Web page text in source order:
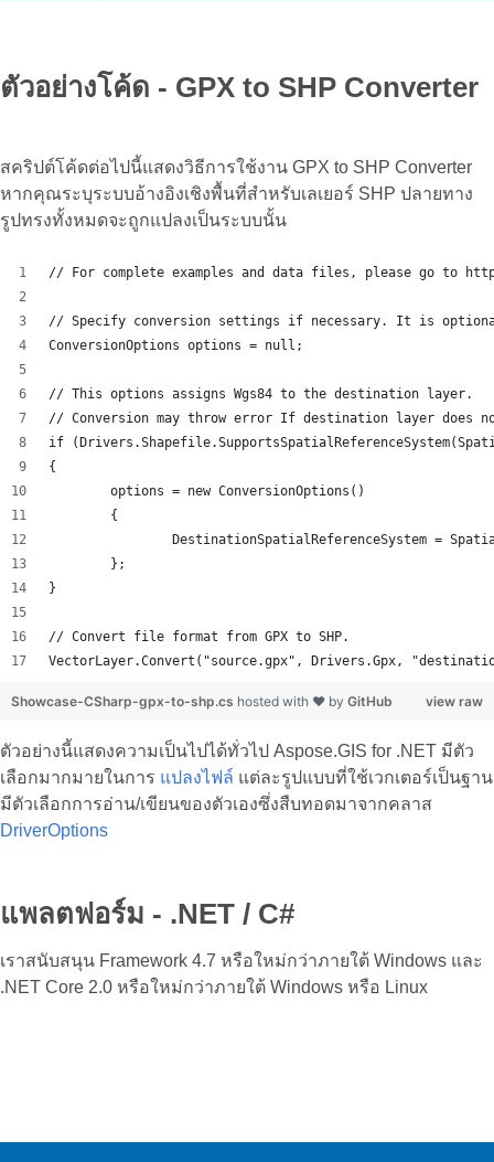
ตัวอย่างโค้ด - GPX to SHP Converter
สคริปต์โค้ดต่อไปนี้แสดงวิธีการใช้งาน GPX to SHP Converter
หากคุณระบุระบบอ้างอิงเชิงพื้นที่สำหรับเลเยอร์ SHP ปลายทาง
รูปทรงทั้งหมดจะถูกแปลงเป็นระบบนั้น
// For complete examples and data files, please go to
// Specify conversion settings if necessary. It is
ConversionOptions options = null;
// This options assigns Wgs84 to the destination layer.
// Conversion may throw error If destination layer does
if
{
	options = new ConversionOptions()
	{
DestinationSpatialReferenceSystem =
	};
}
// Convert file format from GPX to SHP.
VectorLayer.Convert("source.gpx", Drivers.Gpx,
view raw
Showcase-CSharp-gpx-to-shp.cs hosted with ❤ by GitHub
ตัวอย่างนี้แสดงความเป็นไปได้ทั่วไป Aspose.GIS for .NET มีตัว
เลือกมากมายในการ แปลงไฟล์ แต่ละรูปแบบที่ใช้เวกเตอร์เป็นฐาน
มีตัวเลือกการอ่าน/เขียนของตัวเองซึ่งสืบทอดมาจากคลาส
DriverOptions
แพลตฟอร์ม - .NET / C#
เราสนับสนุน Framework 4.7 หรือใหม่กว่าภายใต้ Windows และ
.NET Core 2.0 หรือใหม่กว่าภายใต้ Windows หรือ Linux